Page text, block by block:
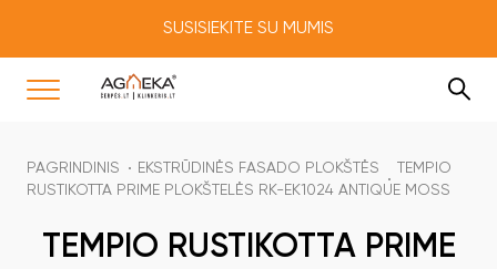
SUSISIEKITE SU MUMIS
PAGRINDINIS EKSTRŪDINĖS FASADO PLOKŠTĖS
TEMPIO
RUSTIKOTTA PRIME PLOKŠTELĖS RK-EK1024 ANTIQUE MOSS
TEMPIO RUSTIKOTTA PRIME